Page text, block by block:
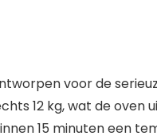
voor de
12 kg, wat de oven
15 minuten een